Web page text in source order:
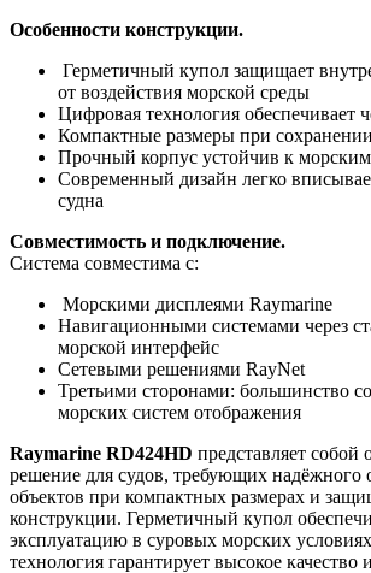
Особенности конструкции.
Герметичный купол защищает
от воздействия морской среды
Цифровая технология обеспечивает
Компактные размеры при
Прочный корпус устойчив к
Современный дизайн легко
судна
Совместимость и подключение.
Система совместима с:
Морскими дисплеями Raymarine
Навигационными системами через
морской интерфейс
Сетевыми решениями RayNet
Третьими сторонами: большинство
морских систем отображения
Raymarine RD424HD представляет собой
решение для судов, требующих надёжного
объектов при компактных размерах и
конструкции. Герметичный купол
эксплуатацию в суровых морских
технология гарантирует высокое качество